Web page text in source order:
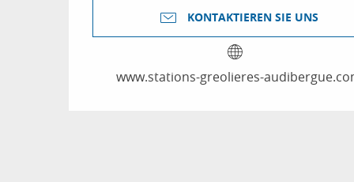
KONTAKTIEREN SIE UNS
www.stations-greolieres-